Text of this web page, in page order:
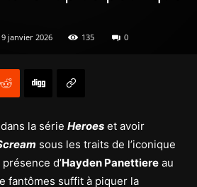
9 janvier 2026 135 0
la série Heroes et avoir
sous les traits de l’iconique
d’Hayden Panettiere au
fantômes suffit à piquer la